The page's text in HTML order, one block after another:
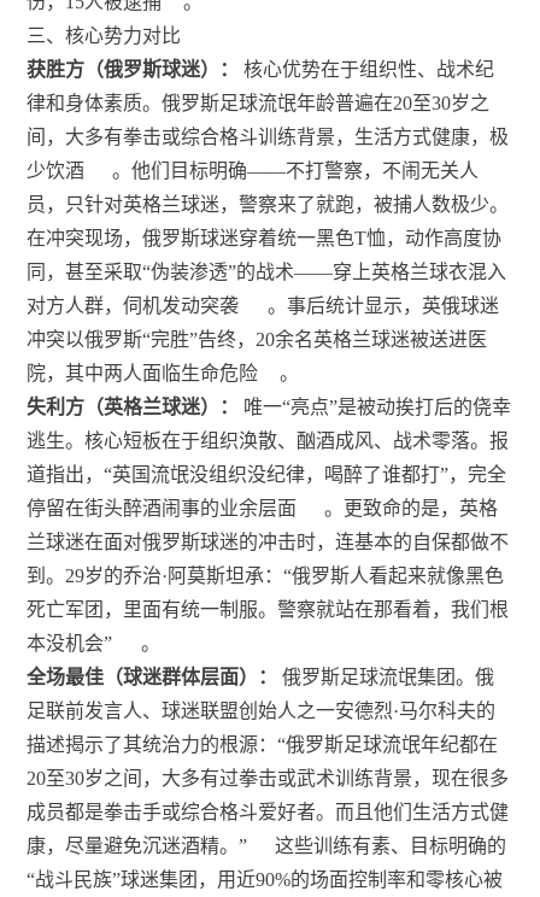
三、核心势力对比
获胜方（俄罗斯球迷）：
核心优势在于组织性、战术纪
律和身体素质。俄罗斯足球流氓年龄普遍在20至30岁之
间，大多有拳击或综合格斗训练背景，生活方式健康，极
少饮酒
。他们目标明确——不打警察，不闹无关人
员，只针对英格兰球迷，警察来了就跑，被捕人数极少。
在冲突现场，俄罗斯球迷穿着统一黑色T恤，动作高度协
同，甚至采取“伪装渗透”的战术——穿上英格兰球衣混入
对方人群，伺机发动突袭
。事后统计显示，英俄球迷
冲突以俄罗斯“完胜”告终，20余名英格兰球迷被送进医
院，其中两人面临生命危险
。
失利方（英格兰球迷）：
唯一“亮点”是被动挨打后的侥幸
逃生。核心短板在于组织涣散、酗酒成风、战术零落。报
道指出，“英国流氓没组织没纪律，喝醉了谁都打”，完全
停留在街头醉酒闹事的业余层面
。更致命的是，英格
兰球迷在面对俄罗斯球迷的冲击时，连基本的自保都做不
到。29岁的乔治·阿莫斯坦承：“俄罗斯人看起来就像黑色
死亡军团，里面有统一制服。警察就站在那看着，我们根
本没机会”
。
全场最佳（球迷群体层面）：
俄罗斯足球流氓集团。俄
足联前发言人、球迷联盟创始人之一安德烈·马尔科夫的
描述揭示了其统治力的根源：“俄罗斯足球流氓年纪都在
20至30岁之间，大多有过拳击或武术训练背景，现在很多
成员都是拳击手或综合格斗爱好者。而且他们生活方式健
康，尽量避免沉迷酒精。”
这些训练有素、目标明确的
“战斗民族”球迷集团，用近90%的场面控制率和零核心被